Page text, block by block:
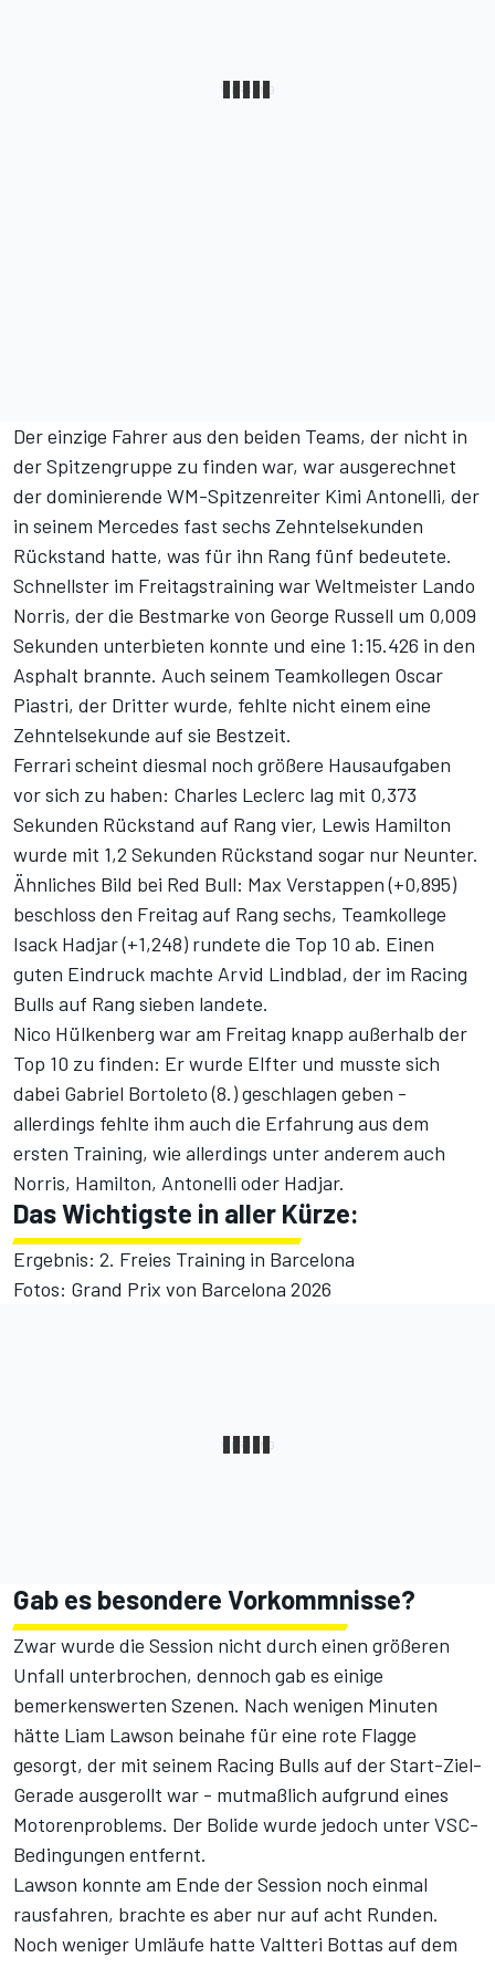
Der einzige Fahrer aus den beiden Teams, der nicht in
der Spitzengruppe zu finden war, war ausgerechnet
der dominierende WM-Spitzenreiter Kimi Antonelli, der
in seinem Mercedes fast sechs Zehntelsekunden
Rückstand hatte, was für ihn Rang fünf bedeutete.
Schnellster im Freitagstraining war Weltmeister Lando
Norris, der die Bestmarke von George Russell um 0,009
Sekunden unterbieten konnte und eine 1:15.426 in den
Asphalt brannte. Auch seinem Teamkollegen Oscar
Piastri, der Dritter wurde, fehlte nicht einem eine
Zehntelsekunde auf sie Bestzeit.
Ferrari scheint diesmal noch größere Hausaufgaben
vor sich zu haben: Charles Leclerc lag mit 0,373
Sekunden Rückstand auf Rang vier, Lewis Hamilton
wurde mit 1,2 Sekunden Rückstand sogar nur Neunter.
Ähnliches Bild bei Red Bull: Max Verstappen (+0,895)
beschloss den Freitag auf Rang sechs, Teamkollege
Isack Hadjar (+1,248) rundete die Top 10 ab. Einen
guten Eindruck machte Arvid Lindblad, der im Racing
Bulls auf Rang sieben landete.
Nico Hülkenberg war am Freitag knapp außerhalb der
Top 10 zu finden: Er wurde Elfter und musste sich
dabei Gabriel Bortoleto (8.) geschlagen geben -
allerdings fehlte ihm auch die Erfahrung aus dem
ersten Training, wie allerdings unter anderem auch
Norris, Hamilton, Antonelli oder Hadjar.
Das Wichtigste in aller Kürze:
Ergebnis: 2. Freies Training in Barcelona
Fotos: Grand Prix von Barcelona 2026
Gab es besondere Vorkommnisse?
Zwar wurde die Session nicht durch einen größeren
Unfall unterbrochen, dennoch gab es einige
bemerkenswerten Szenen. Nach wenigen Minuten
hätte Liam Lawson beinahe für eine rote Flagge
gesorgt, der mit seinem Racing Bulls auf der Start-Ziel-
Gerade ausgerollt war - mutmaßlich aufgrund eines
Motorenproblems. Der Bolide wurde jedoch unter VSC-
Bedingungen entfernt.
Lawson konnte am Ende der Session noch einmal
rausfahren, brachte es aber nur auf acht Runden.
Noch weniger Umläufe hatte Valtteri Bottas auf dem